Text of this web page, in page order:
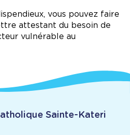
vous pouvez faire
attestant du besoin de
vulnérable au
Sainte-Kateri